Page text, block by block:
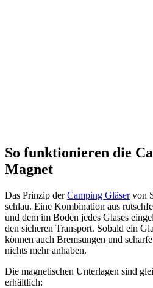
So funktionieren die
Magnet
Das Prinzip derCamping Gläservon
schlau. Eine Kombination aus
und dem im Boden jedes Glases
den sicheren Transport. Sobald ein
können auch Bremsungen und
nichts mehr anhaben.
Die magnetischen Unterlagen sind
erhältlich: